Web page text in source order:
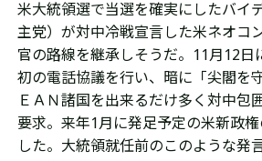
米大統領選で当選を確実にしたバイ
主党）が対中冷戦宣言した米ネオコ
官の路線を継承しそうだ。11月12日
初の電話協議を行い、暗に 「尖閣を
ＥＡＮ諸国を出来るだけ多く対中包
要求。来年1月に発足予定の米新政
した。 大統領就任前のこのような発